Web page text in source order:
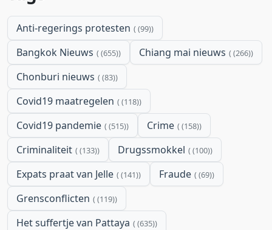
Anti-regerings protesten (99)
Bangkok Nieuws (655) Chiang mai nieuws (266)
Chonburi nieuws (83)
Covid19 maatregelen (118)
Covid19 pandemie (515) Crime (158)
Criminaliteit (133) Drugssmokkel (100)
Expats praat van Jelle (141) Fraude (69)
Grensconflicten (119)
Het suffertje van Pattaya (635)